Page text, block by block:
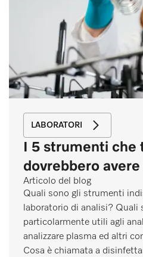
LABORATORI
I 5 strumenti
dovrebbero avere
Articolo del blog
Quali sono gli strumenti
laboratorio di analisi? Quali
particolarmente utili agli
analizzare plasma ed altri
Cosa è chiamata a